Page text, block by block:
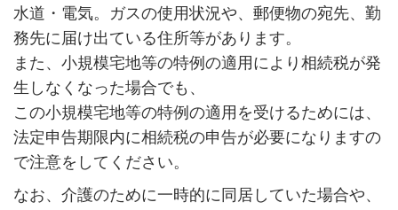
水道・電気。ガスの使用状況や、郵便物の宛先、勤
務先に届け出ている住所等があります。
また、小規模宅地等の特例の適用により相続税が発
生しなくなった場合でも、
この小規模宅地等の特例の適用を受けるためには、
法定申告期限内に相続税の申告が必要になりますの
で注意をしてください。
なお、介護のために一時的に同居していた場合や、